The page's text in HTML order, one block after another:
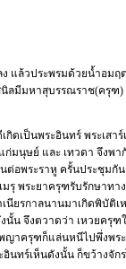
แล้วประพรมด้วยน้ำอมฤต
นิลมีมหาสุบรรณราช(ครุฑ
เป็นพระอินทร์ พระเสา
มนุษย์ และ เทวดา จึงพา
อพระราหู ครั้นประชุมกัน
มรุ พระยาครุฑรับรักษาท
นียรกาลนานมาเกิดพิบัติ
น จึงตวาดว่า เหวยครุฑ
ญาครุฑก็แล่นหนีไปพึ่งพร
นทร์เห็นดังนั้น ก็ขว้างจั